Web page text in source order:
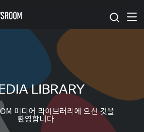
본문 바로가기
LIBRARY
미디어 라이브러리에 오신 것을
환영합니다